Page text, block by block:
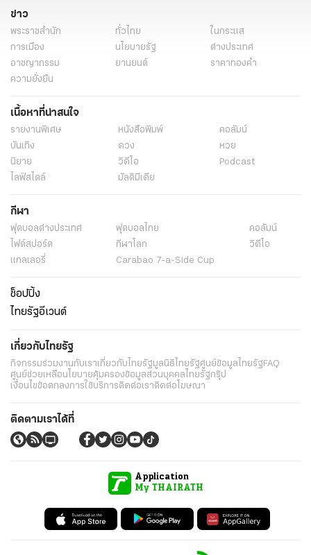
ข่าว
พระราชสำนัก ทั่วไทย
ในกระแส
การเมือง
นโยบายรัฐ
ต่างประเทศ
อาชญากรรม
ยานยนต์
ราคาทองคำ
ความยั่งยืน
เนื้อหาที่น่าสนใจ
รายงานพิเศษ หนังสือพิมพ์
คอลัมน์
บันเทิง
ดวง
หวย
นิยาย
วิดีโอ
Podcast
ไลฟ์สไตล์
มัลติมีเดีย
กีฬา
ฟุตบอลต่่างประเทศ ฟุตบอลไทย
คอลัมน์
ไฟต์สปอร์ต
กีฬาโลก
วิดีโอ
แกลเลอรี่
Carabao 7-a-Side Cup
ช็อปปิ้ง
ไทยรัฐอีเวนต์
เกี่ยวกับไทยรัฐ
กิจกรรมร่วมงานกับเราเกี่ยวกับไทยรัฐมูลนิธิไทยรัฐศูนย์ข้อมูลไทยรัฐFAQ
ศูนย์ช่วยเหลือนโยบายคุ้มครองข้อมูลส่วนบุคคลไทยรัฐกรุ๊ป
เงื่อนไขข้อตกลงการใช้บริการติดต่อเราติดต่อโฆษณา
ติดตามเราได้ที่
Application
My THAIRATH